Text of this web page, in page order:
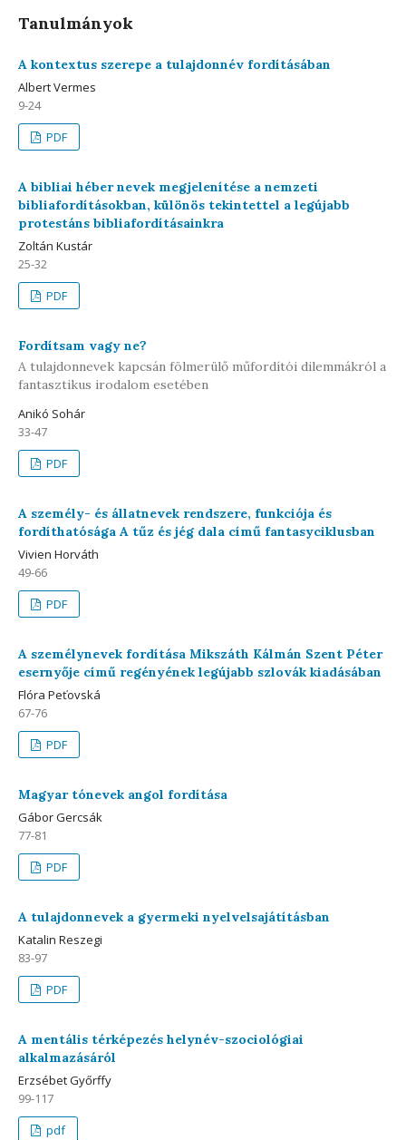
Tanulmányok
A kontextus szerepe a tulajdonnév fordításában
Albert Vermes
9-24
PDF
A bibliai héber nevek megjelenítése a nemzeti
bibliafordításokban, különös tekintettel a legújabb
protestáns bibliafordításainkra
Zoltán Kustár
25-32
PDF
Fordítsam vagy ne?
A tulajdonnevek kapcsán fölmerülő műfordítói dilemmákról a
fantasztikus irodalom esetében
Anikó Sohár
33-47
PDF
A személy- és állatnevek rendszere, funkciója és
fordíthatósága A tűz és jég dala című fantasyciklusban
Vivien Horváth
49-66
PDF
A személynevek fordítása Mikszáth Kálmán Szent Péter
esernyője című regényének legújabb szlovák kiadásában
Flóra Peťovská
67-76
PDF
Magyar tónevek angol fordítása
Gábor Gercsák
77-81
PDF
A tulajdonnevek a gyermeki nyelvelsajátításban
Katalin Reszegi
83-97
PDF
A mentális térképezés helynév-szociológiai
alkalmazásáról
Erzsébet Győrffy
99-117
pdf